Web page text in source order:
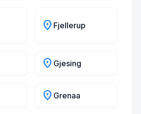
location_on Fjellerup
location_on Gjesing
location_on Grenaa